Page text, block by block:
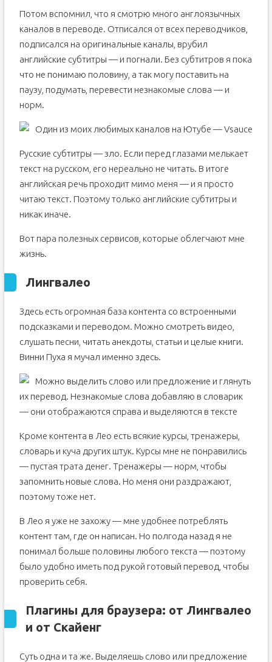
Потом вспомнил, что я смотрю много англоязычных
каналов в переводе. Отписался от всех переводчиков,
подписался на оригинальные каналы, врубил
английские субтитры — и погнали. Без субтитров я пока
что не понимаю половину, а так могу поставить на
паузу, подумать, перевести незнакомые слова — и
норм.
Один из моих любимых каналов на Ютубе — Vsauce
Русские субтитры — зло. Если перед глазами мелькает
текст на русском, его нереально не читать. В итоге
английская речь проходит мимо меня — и я просто
читаю текст. Поэтому только английские субтитры и
никак иначе.
Вот пара полезных сервисов, которые облегчают мне
жизнь.
Лингвалео
Здесь есть огромная база контента со встроенными
подсказками и переводом. Можно смотреть видео,
слушать песни, читать анекдоты, статьи и целые книги.
Винни Пуха я мучал именно здесь.
Можно выделить слово или предложение и глянуть
их перевод. Незнакомые слова добавляю в словарик
— они отображаются справа и выделяются в тексте
Кроме контента в Лео есть всякие курсы, тренажеры,
словарь и куча других штук. Курсы мне не понравились
— пустая трата денег. Тренажеры — норм, чтобы
запомнить новые слова. Но меня они раздражают,
поэтому тоже нет.
В Лео я уже не захожу — мне удобнее потреблять
контент там, где он написан. Но полгода назад я не
понимал больше половины любого текста — поэтому
было удобно иметь под рукой готовый перевод, чтобы
проверить себя.
Плагины для браузера: от Лингвалео
и от Скайенг
Суть одна и та же. Выделяешь слово или предложение